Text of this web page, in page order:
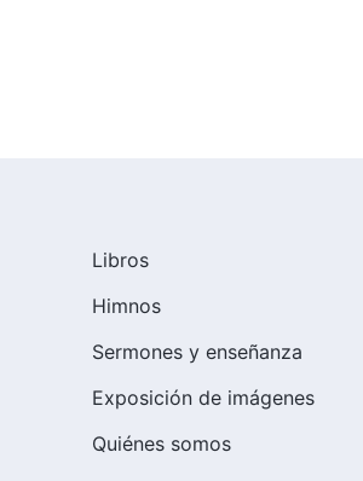
Libros
Himnos
Sermones y enseñanza
Exposición de imágenes
Quiénes somos